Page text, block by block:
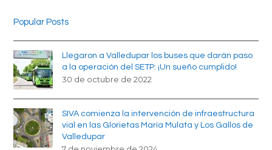
Popular Posts
Llegaron a Valledupar los buses que darán paso
a la operación del SETP: ¡Un sueño cumplido!
30 de octubre de 2022
SIVA comienza la intervención de infraestructura
vial en las Glorietas María Mulata y Los Gallos de
Valledupar